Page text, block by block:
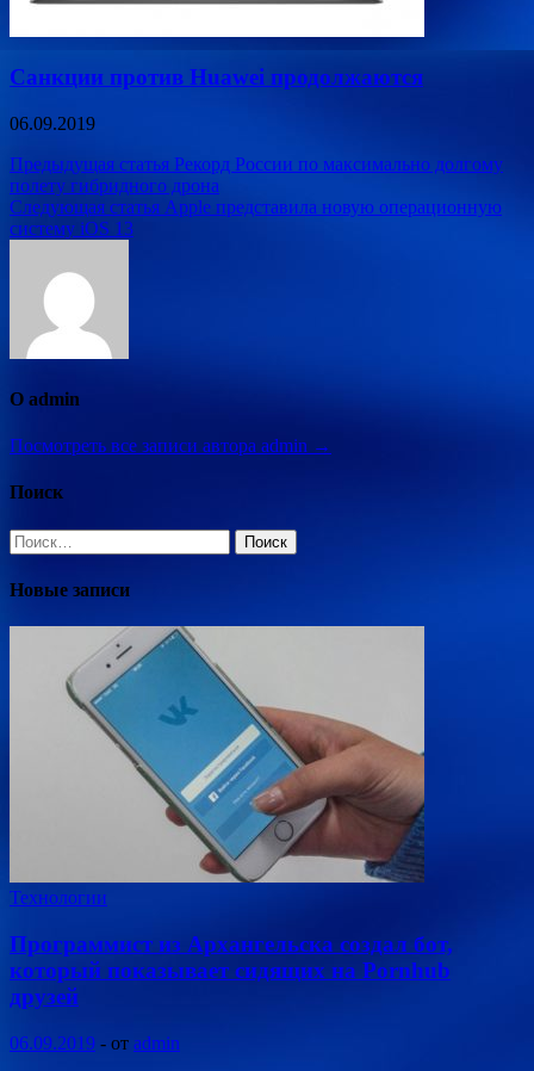
Санкции против Huawei продолжаются
06.09.2019
Навигация
по
записям
Предыдущая статья Рекорд России по максимально долгому
полету гибридного дрона
Следующая статья Apple представила новую операционную
систему iOS 13
О admin
Посмотреть все записи автора admin →
Поиск
Найти:
Новые записи
Технологии
Программист из Архангельска создал бот,
который показывает сидящих на Pornhub
друзей
06.09.2019 - от admin